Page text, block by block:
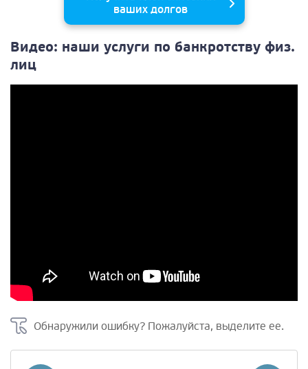
ваших долгов
Видео: наши услуги по банкротству физ.
лиц
Обнаружили ошибку? Пожалуйста, выделите ее.